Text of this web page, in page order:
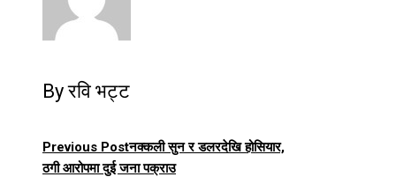
By रवि भट्ट
Previous Postनक्कली सुन र डलरदेखि होसियार,
ठगी आरोपमा दुई जना पक्राउ